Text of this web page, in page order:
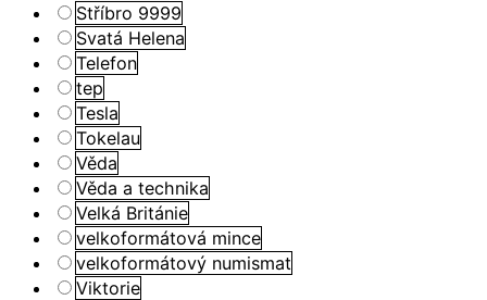
Stříbro 9999
Svatá Helena
Telefon
tep
Tesla
Tokelau
Věda
Věda a technika
Velká Británie
velkoformátová mince
velkoformátový numismat
Viktorie